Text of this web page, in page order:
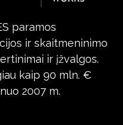
paramos
ir skaitmeninimo
ir įžvalgos.
kaip 90 mln. €
2007 m.